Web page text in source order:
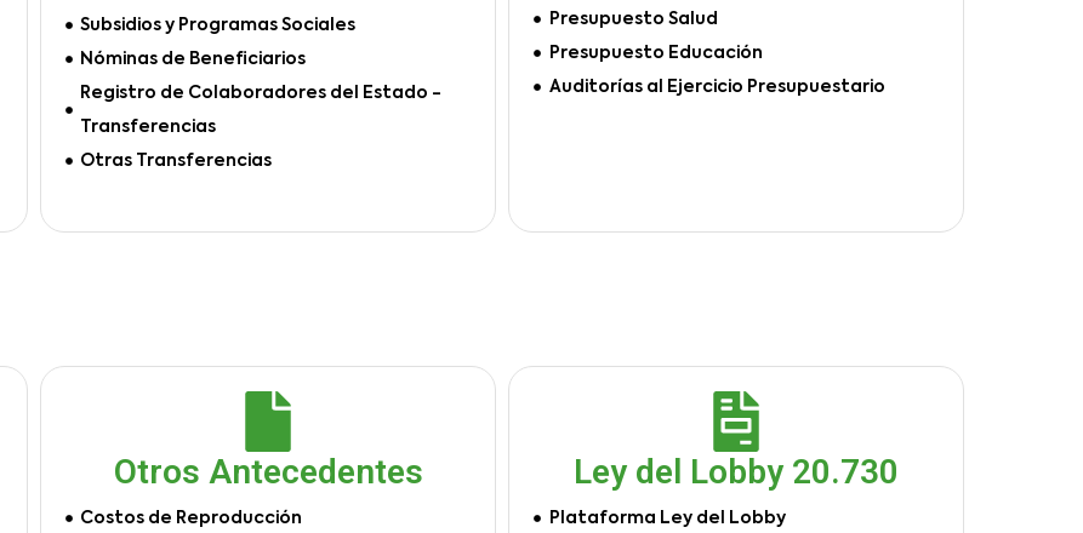
Subsidios y Programas Sociales
Nóminas de Beneficiarios
Registro de Colaboradores del Estado -
Transferencias
Otras Transferencias
Presupuesto Salud
Presupuesto Educación
Auditorías al Ejercicio Presupuestario
Otros Antecedentes
Costos de Reproducción
Ley del Lobby 20.730
Plataforma Ley del Lobby